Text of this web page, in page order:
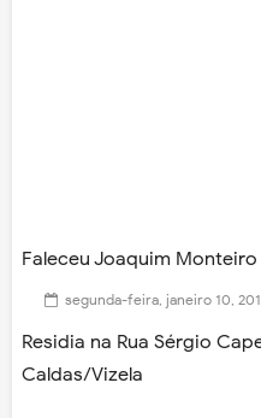
Faleceu Joaquim Monteiro
segunda-feira, janeiro 10,
Residia na Rua Sérgio
Caldas/Vizela